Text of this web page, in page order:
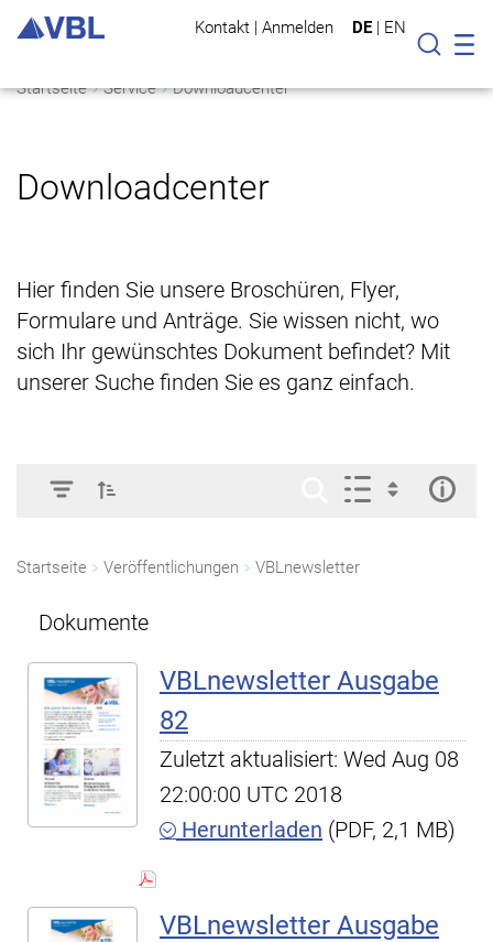
Kontakt | Anmelden DE | EN
Suche
Startseite Service Downloadcenter
Downloadcenter
Hier finden Sie unsere Broschüren, Flyer,
Formulare und Anträge. Sie wissen nicht, wo
sich Ihr gewünschtes Dokument befindet? Mit
unserer Suche finden Sie es ganz einfach.
Startseite Veröffentlichungen VBLnewsletter
Dokumente
VBLnewsletter Ausgabe
82
Zuletzt aktualisiert: Wed Aug 08
22:00:00 UTC 2018
Herunterladen (PDF, 2,1 MB)
VBLnewsletter Ausgabe